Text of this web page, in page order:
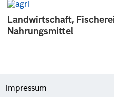
Landwirtschaft,
Nahrungsmittel
Impressum